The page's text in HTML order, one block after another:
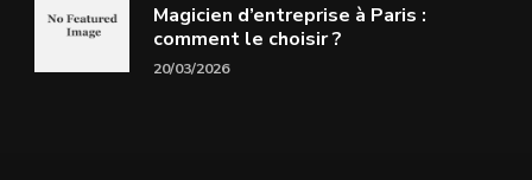
Magicien d’entreprise à Paris :
comment le choisir ?
20/03/2026